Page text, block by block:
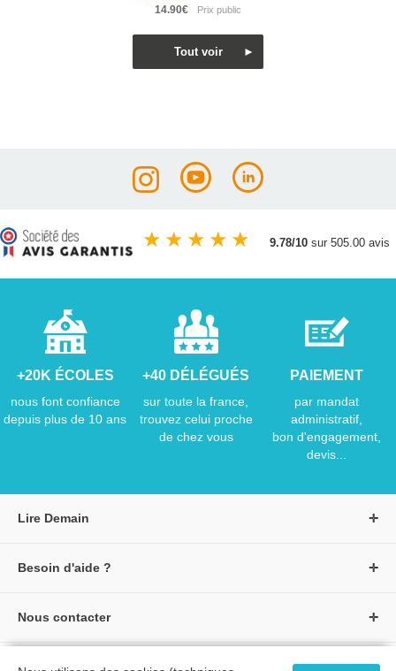
14.90€
★ ★ ★ ★ ★ 9.78/10 sur 505.00 avis
+20K ÉCOLES
nous font confiance
depuis plus de 10 ans
+40 DÉLÉGUÉS
sur toute la france,
trouvez celui proche
de chez vous
PAIEMENT
par mandat
administratif,
bon d'engagement,
devis...
Lire Demain
Créer un compte
Besoin d'aide ?
Nous contacter
Formulaire de contact
Tous nos livres